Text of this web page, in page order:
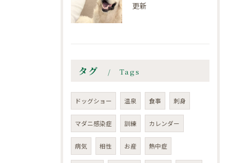
更新
タグ Tags
ドッグショー 温泉 食事 刺身
マダニ感染症 訓練 カレンダー
病気 相性 お産 熱中症